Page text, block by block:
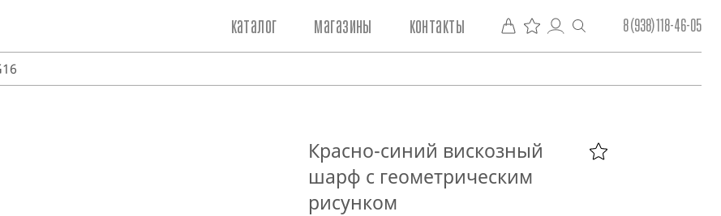
каталог магазины контакты 8 (938) 118-46-05
Красно-синий вискозный
шарф с геометрическим
рисунком